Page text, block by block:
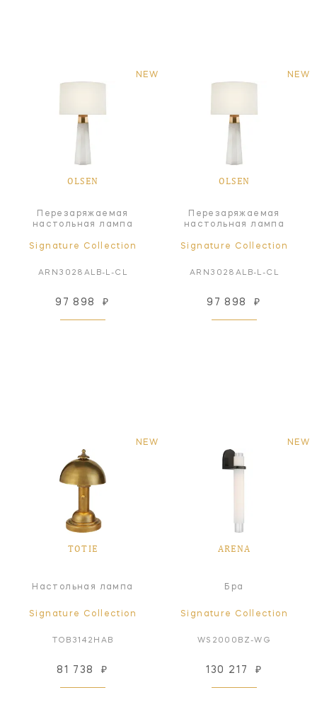
NEW
OLSEN
Перезаряжаемая
настольная лампа
Signature Collection
ARN3028ALB-L-CL
97 898 ₽
NEW
OLSEN
Перезаряжаемая
настольная лампа
Signature Collection
ARN3028ALB-L-CL
97 898 ₽
NEW
TOTIE
Настольная лампа
Signature Collection
TOB3142HAB
81 738 ₽
NEW
ARENA
Бра
Signature Collection
WS2000BZ-WG
130 217 ₽